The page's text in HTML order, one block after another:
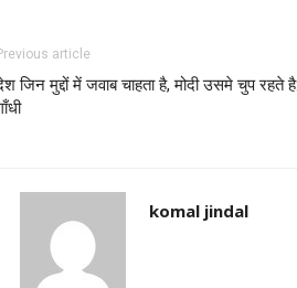
article
जिन मुद्दों में जवाब चाहता है, मोदी उसमे चुप रहते
komal jindal